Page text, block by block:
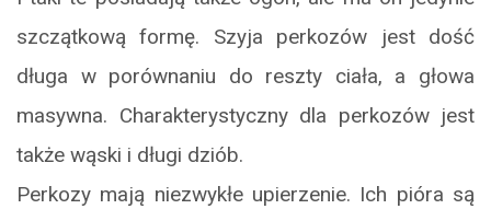
szczątkową formę. Szyja perkozów jest dość
długa w porównaniu do reszty ciała, a głowa
masywna. Charakterystyczny dla perkozów jest
także wąski i długi dziób.
Perkozy mają niezwykłe upierzenie. Ich pióra są